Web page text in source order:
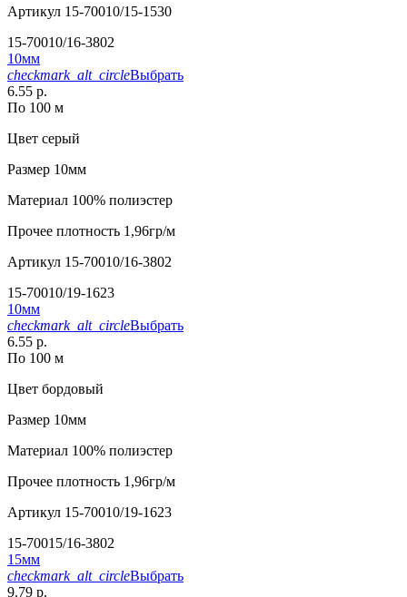
Артикул 15-70010/15-1530
15-70010/16-3802
10мм
checkmark_alt_circleВыбрать
6.55 р.
По 100 м
Цвет серый
Размер 10мм
Материал 100% полиэстер
Прочее плотность 1,96гр/м
Артикул 15-70010/16-3802
15-70010/19-1623
10мм
checkmark_alt_circleВыбрать
6.55 р.
По 100 м
Цвет бордовый
Размер 10мм
Материал 100% полиэстер
Прочее плотность 1,96гр/м
Артикул 15-70010/19-1623
15-70015/16-3802
15мм
checkmark_alt_circleВыбрать
9.79 р.